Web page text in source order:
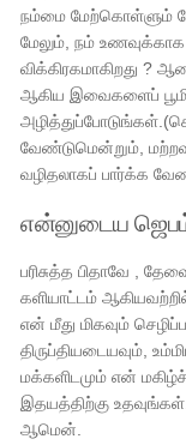
நம்மை மேற்கொள்ளும்
மேலும், நம்
விக்கிரகமாகிறது ?
ஆகிய இவைகளைப்
வேண்டுமென்றும்,
வழிதலாகப் பார்க்க
என்னுடைய
பரிசுத்த பிதாவே ,
களியாட்டம்
என் மீது மிகவும்
திருப்தியடையவும்,
மக்களிடமும் என்
இதயத்திற்கு
ஆமென்.